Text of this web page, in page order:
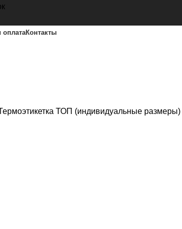
оплатаКонтакты
ТОП (индивидуальные размеры)